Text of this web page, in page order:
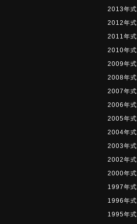
2013年式
2012年式
2011年式
2010年式
2009年式
2008年式
2007年式
2006年式
2005年式
2004年式
2003年式
2002年式
2000年式
1997年式
1996年式
1995年式